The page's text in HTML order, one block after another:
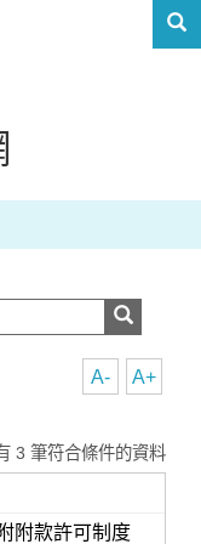
A+
A-
3 筆符合條件的資料
附款許可制度